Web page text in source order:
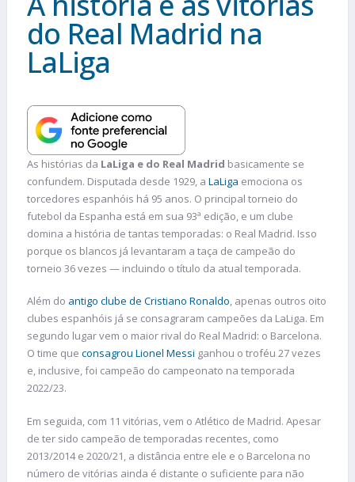
do Real Madrid na
LaLiga
As histórias da LaLiga e do Real Madrid basicamente se
confundem. Disputada desde 1929, a LaLiga emociona os
torcedores espanhóis há 95 anos. O principal torneio do
futebol da Espanha está em sua 93ª edição, e um clube
domina a história de tantas temporadas: o Real Madrid. Isso
porque os blancos já levantaram a taça de campeão do
torneio 36 vezes — incluindo o título da atual temporada.
Além do antigo clube de Cristiano Ronaldo, apenas outros oito
clubes espanhóis já se consagraram campeões da LaLiga. Em
segundo lugar vem o maior rival do Real Madrid: o Barcelona.
O time que consagrou Lionel Messi ganhou o troféu 27 vezes
e, inclusive, foi campeão do campeonato na temporada
2022/23.
Em seguida, com 11 vitórias, vem o Atlético de Madrid. Apesar
de ter sido campeão de temporadas recentes, como
2013/2014 e 2020/21, a distância entre ele e o Barcelona no
número de vitórias ainda é distante o suficiente para não